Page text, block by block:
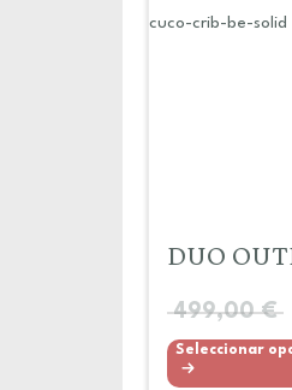
DUO
499,00€
Seleccionar